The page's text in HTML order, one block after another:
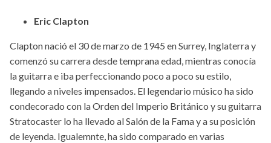
Eric Clapton
Clapton nació el 30 de marzo de 1945 en Surrey, Inglaterra y
comenzó su carrera desde temprana edad, mientras conocía
la guitarra e iba perfeccionando poco a poco su estilo,
llegando a niveles impensados. El legendario músico ha sido
condecorado con la Orden del Imperio Británico y su guitarra
Stratocaster lo ha llevado al Salón de la Fama y a su posición
de leyenda. Igualemnte, ha sido comparado en varias